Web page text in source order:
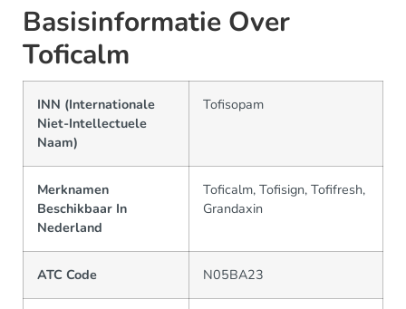
Basisinformatie Over
Toficalm
INN (Internationale
Niet-Intellectuele
Naam)
Tofisopam
Merknamen
Beschikbaar In
Nederland
Toficalm, Tofisign, Tofifresh,
Grandaxin
ATC Code N05BA23